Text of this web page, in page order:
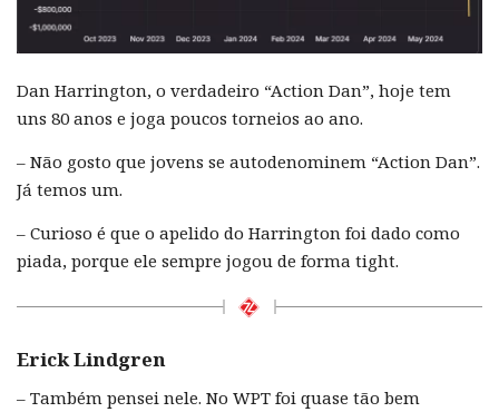
Dan Harrington, o verdadeiro “Action Dan”, hoje tem
uns 80 anos e joga poucos torneios ao ano.
– Não gosto que jovens se autodenominem “Action Dan”.
Já temos um.
– Curioso é que o apelido do Harrington foi dado como
piada, porque ele sempre jogou de forma tight.
Erick Lindgren
– Também pensei nele. No WPT foi quase tão bem